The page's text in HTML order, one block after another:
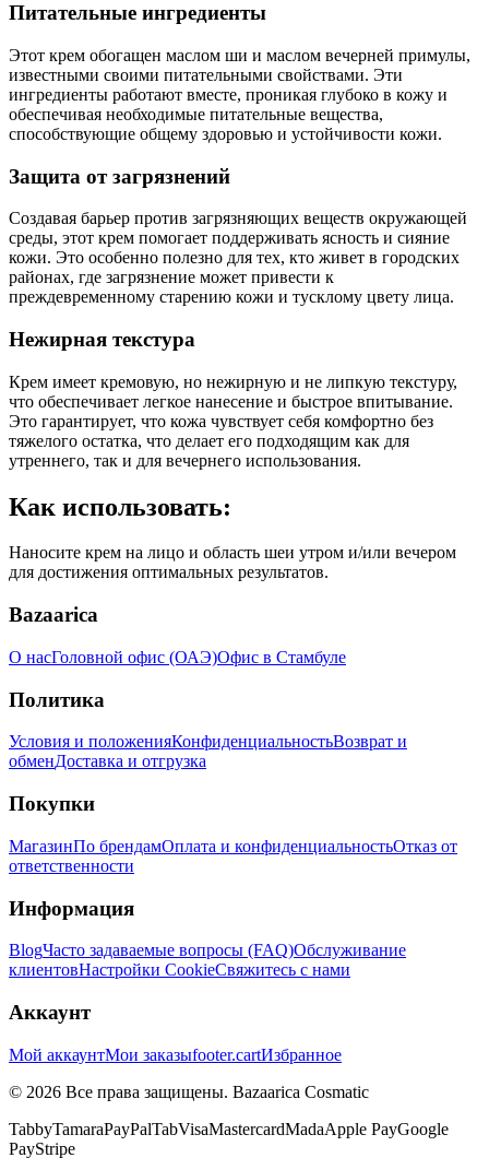
Питательные ингредиенты
Этот крем обогащен маслом ши и маслом вечерней примулы,
известными своими питательными свойствами. Эти
ингредиенты работают вместе, проникая глубоко в кожу и
обеспечивая необходимые питательные вещества,
способствующие общему здоровью и устойчивости кожи.
Защита от загрязнений
Создавая барьер против загрязняющих веществ окружающей
среды, этот крем помогает поддерживать ясность и сияние
кожи. Это особенно полезно для тех, кто живет в городских
районах, где загрязнение может привести к
преждевременному старению кожи и тусклому цвету лица.
Нежирная текстура
Крем имеет кремовую, но нежирную и не липкую текстуру,
что обеспечивает легкое нанесение и быстрое впитывание.
Это гарантирует, что кожа чувствует себя комфортно без
тяжелого остатка, что делает его подходящим как для
утреннего, так и для вечернего использования.
Как использовать:
Наносите крем на лицо и область шеи утром и/или вечером
для достижения оптимальных результатов.
Bazaarica
О насГоловной офис (ОАЭ)Офис в Стамбуле
Политика
Условия и положенияКонфиденциальностьВозврат и
обменДоставка и отгрузка
Покупки
МагазинПо брендамОплата и конфиденциальностьОтказ от
ответственности
Информация
BlogЧасто задаваемые вопросы (FAQ)Обслуживание
клиентовНастройки CookieСвяжитесь с нами
Аккаунт
Мой аккаунтМои заказыfooter.cartИзбранное
© 2026 Все права защищены. Bazaarica Cosmatic
TabbyTamaraPayPalTabVisaMastercardMadaApple PayGoogle
PayStripe